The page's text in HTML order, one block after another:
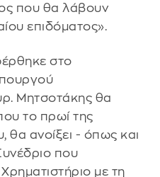
που θα λάβουν
επιδόματος».
στο
Μητσοτάκης θα
το πρωί της
θα ανοίξει - όπως και
που
με τη